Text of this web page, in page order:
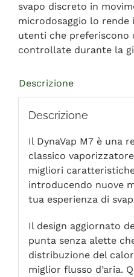
svapo discreto in
microdosaggio lo rende
utenti che preferiscono
controllate durante la
Descrizione
Descrizione
Il DynaVap M7 è una
classico
migliori
introducendo nuove
tua esperienza di
Il design aggiornato
punta senza alette
distribuzione del
miglior flusso d’aria.